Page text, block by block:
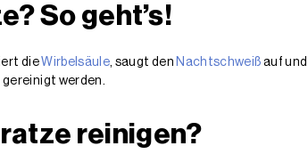
So geht’s!
dieWirbelsäule, saugt den Nachtschweiß auf
gereinigt werden.
reinigen?